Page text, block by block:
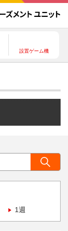
設置ゲーム機
1週